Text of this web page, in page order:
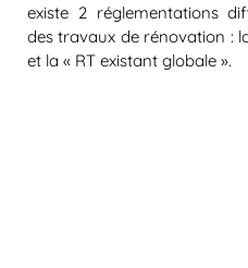
existe 2 réglementations
des travaux de rénovation :
et la « RT existant globale ».